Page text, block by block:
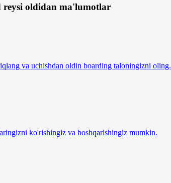
reysi oldidan ma'lumotlar
va uchishdan oldin boarding taloningizni oling.
ko'rishingiz va boshqarishingiz mumkin.